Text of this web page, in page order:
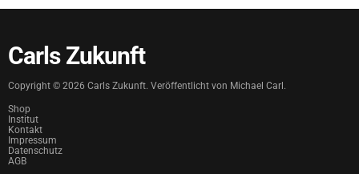
Carls Zukunft
Copyright © 2026 Carls Zukunft. Veröffentlicht von Michael Carl.
Shop
Institut
Kontakt
Impressum
Datenschutz
AGB